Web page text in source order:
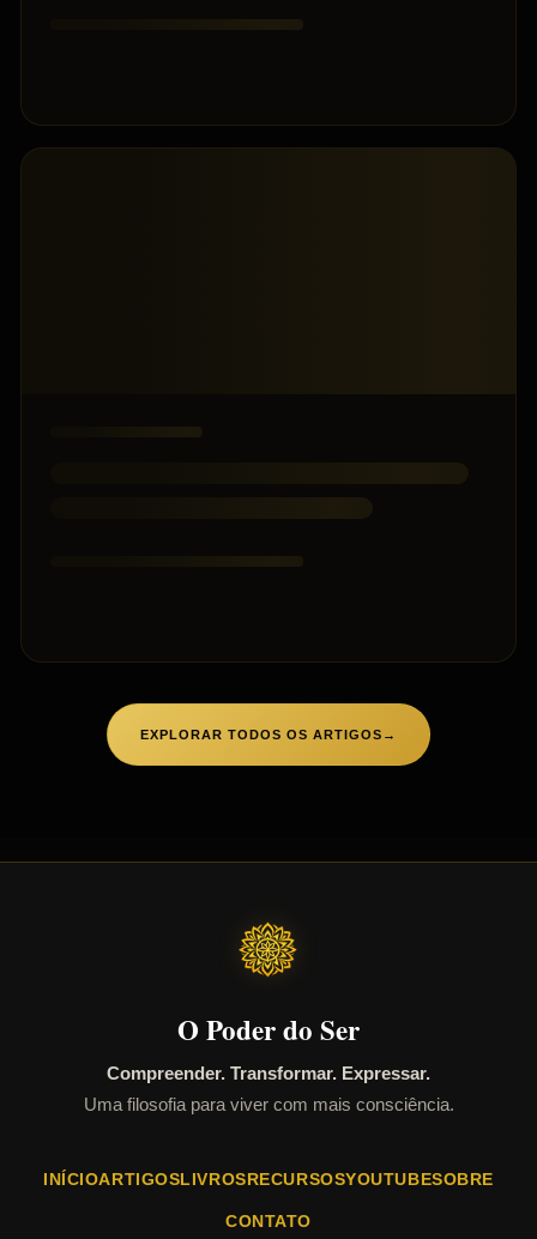
EXPLORAR TODOS OS ARTIGOS →
O Poder do Ser
Compreender. Transformar. Expressar.
Uma filosofia para viver com mais consciência.
INÍCIOARTIGOSLIVROSRECURSOSYOUTUBESOBRE
CONTATO